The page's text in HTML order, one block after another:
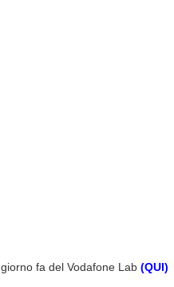
fa del Vodafone Lab (QUI)